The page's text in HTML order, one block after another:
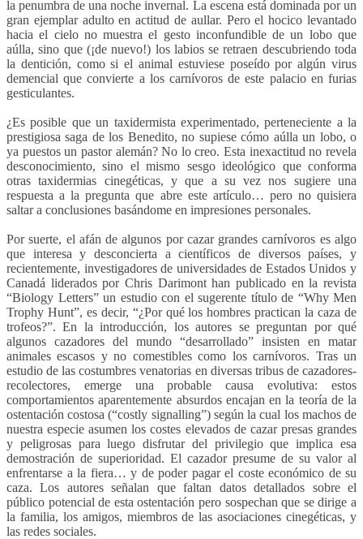
la penumbra de una noche invernal. La escena está dominada por un
gran ejemplar adulto en actitud de aullar. Pero el hocico levantado
hacia el cielo no muestra el gesto inconfundible de un lobo que
aúlla, sino que (¡de nuevo!) los labios se retraen descubriendo toda
la dentición, como si el animal estuviese poseído por algún virus
demencial que convierte a los carnívoros de este palacio en furias
gesticulantes.
¿Es posible que un taxidermista experimentado, perteneciente a la
prestigiosa saga de los Benedito, no supiese cómo aúlla un lobo, o
ya puestos un pastor alemán? No lo creo. Esta inexactitud no revela
desconocimiento, sino el mismo sesgo ideológico que conforma
otras taxidermias cinegéticas, y que a su vez nos sugiere una
respuesta a la pregunta que abre este artículo… pero no quisiera
saltar a conclusiones basándome en impresiones personales.
Por suerte, el afán de algunos por cazar grandes carnívoros es algo
que interesa y desconcierta a científicos de diversos países, y
recientemente, investigadores de universidades de Estados Unidos y
Canadá liderados por Chris Darimont han publicado en la revista
“Biology Letters” un estudio con el sugerente título de “Why Men
Trophy Hunt”, es decir, “¿Por qué los hombres practican la caza de
trofeos?”. En la introducción, los autores se preguntan por qué
algunos cazadores del mundo “desarrollado” insisten en matar
animales escasos y no comestibles como los carnívoros. Tras un
estudio de las costumbres venatorias en diversas tribus de cazadores-
recolectores, emerge una probable causa evolutiva: estos
comportamientos aparentemente absurdos encajan en la teoría de la
ostentación costosa (“costly signalling”) según la cual los machos de
nuestra especie asumen los costes elevados de cazar presas grandes
y peligrosas para luego disfrutar del privilegio que implica esa
demostración de superioridad. El cazador presume de su valor al
enfrentarse a la fiera… y de poder pagar el coste económico de su
caza. Los autores señalan que faltan datos detallados sobre el
público potencial de esta ostentación pero sospechan que se dirige a
la familia, los amigos, miembros de las asociaciones cinegéticas, y
las redes sociales.